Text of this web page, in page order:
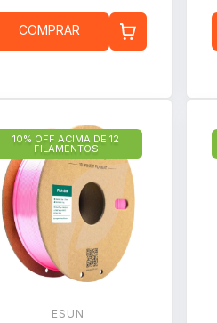
COMPRAR
10% OFF ACIMA DE 12
FILAMENTOS
ESUN